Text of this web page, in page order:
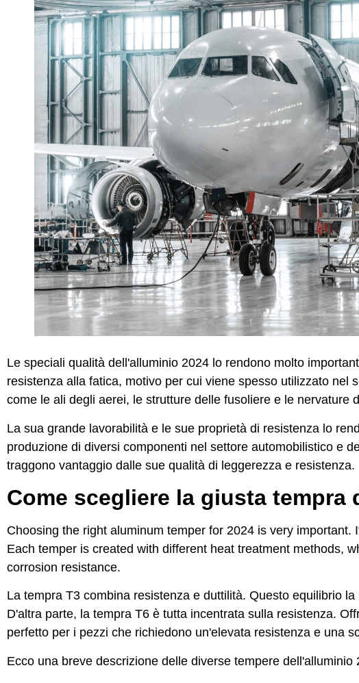
Le speciali qualità dell'alluminio 2024 lo rendono molto
resistenza alla fatica, motivo per cui viene spesso utilizzato
come le ali degli aerei, le strutture delle fusoliere e le nervature
La sua grande lavorabilità e le sue proprietà di resistenza lo
produzione di diversi componenti nel settore automobilistico e
traggono vantaggio dalle sue qualità di leggerezza e resistenza.
Come scegliere la giusta tempra
Choosing the right aluminum temper for 2024 is very important.
Each temper is created with different heat treatment methods,
corrosion resistance.
La tempra T3 combina resistenza e duttilità. Questo equilibrio
D'altra parte, la tempra T6 è tutta incentrata sulla resistenza.
perfetto per i pezzi che richiedono un'elevata resistenza e una
Ecco una breve descrizione delle diverse tempere dell'alluminio